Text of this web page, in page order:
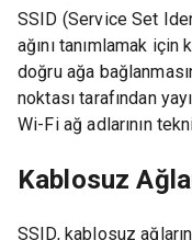
SSID (Service Set
ağını tanımlamak için
doğru ağa
noktası tarafından
Wi-Fi ağ adlarının
Kablosuz
SSID, kablosuz